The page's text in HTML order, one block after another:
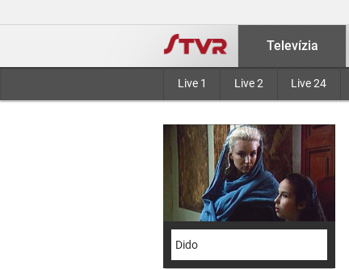
Televízia
Live 1 Live 2 Live 24
Dido